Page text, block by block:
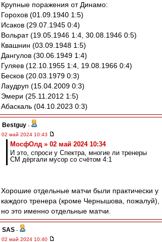
Крупные поражения от Динамо:
Горохов (01.09.1940 1:5)
Исаков (29.07.1945 0:4)
Вольрат (19.05.1946 1:4, 30.08.1946 0:5)
Квашнин (03.09.1948 1:5)
Дангулов (30.06.1949 1:4)
Гуляев (12.10.1955 1:4, 19.08.1966 0:4)
Бесков (20.03.1979 0:3)
Лаудруп (15.04.2009 0:3)
Эмери (25.11.2012 1:5)
Абаскаль (04.10.2023 0:3)
Bestguy -
02 май 2024 10:43
МосфОлд » 02 май 2024 10:34
И это, спроси у Спектра, многие ли тренеры
СМ дёргали мусор со счётом 4:1
Хорошие отдельные матчи были практически у
каждого тренера (кроме Чернышова, пожалуй),
но это именно отдельные матчи.
SAS -
02 май 2024 10:40